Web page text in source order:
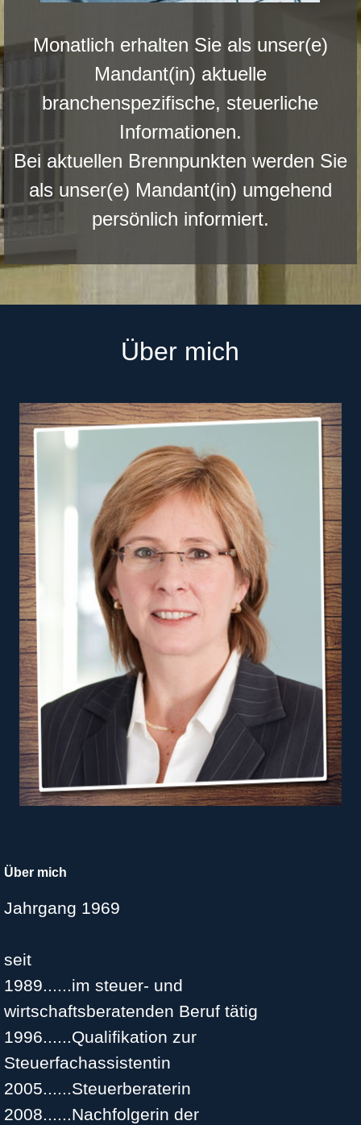
Monatlich erhalten Sie als unser(e)
Mandant(in) aktuelle
branchenspezifische, steuerliche
Informationen.
Bei aktuellen Brennpunkten werden Sie
als unser(e) Mandant(in) umgehend
persönlich informiert.
Über mich
Über mich
Jahrgang 1969
seit
1989......im steuer- und
wirtschaftsberatenden Beruf tätig
1996......Qualifikation zur
Steuerfachassistentin
2005......Steuerberaterin
2008......Nachfolgerin der